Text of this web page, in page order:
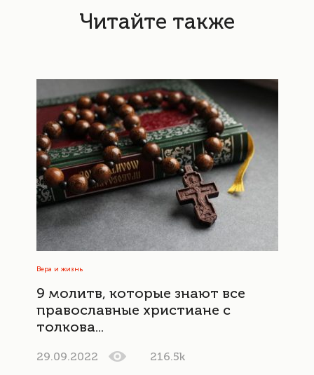
Читайте также
Вера и жизнь
9 молитв, которые знают все
православные христиане с
толкова...
29.09.2022 216.5k